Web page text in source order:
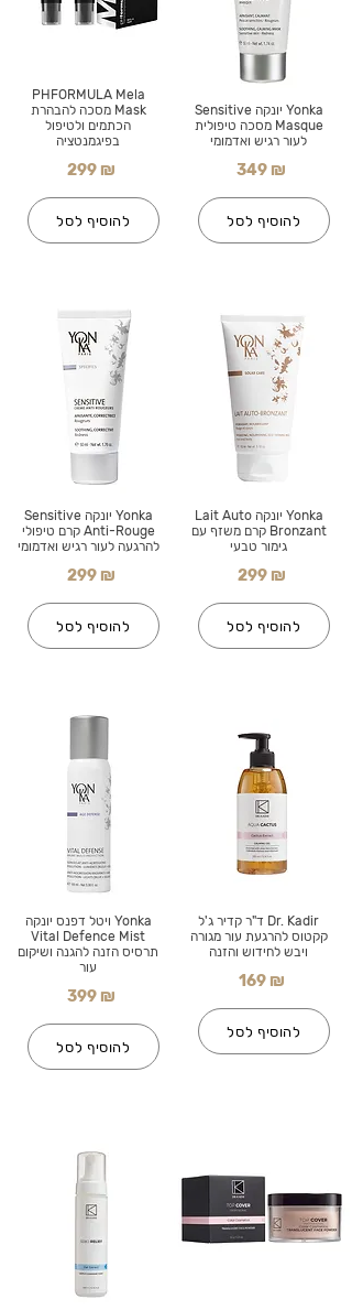
PHFORMULA Mela
Mask מסכה להבהרת
הכתמים ולטיפול
בפיגמנטציה
299 ₪
להוסיף לסל
Yonka יונקה Sensitive
Anti-Rouge קרם טיפולי
להרגעה לעור רגיש ואדמומי
299 ₪
להוסיף לסל
Yonka ויטל דפנס יונקה
Vital Defence Mist
תרסיס הזנה להגנה ושיקום
עור
399 ₪
להוסיף לסל
Yonka יונקה Sensitive
Masque מסכה טיפולית
לעור רגיש ואדמומי
349 ₪
להוסיף לסל
Yonka יונקה Lait Auto
Bronzant קרם משזף עם
גימור טבעי
299 ₪
להוסיף לסל
Dr. Kadir ד"ר קדיר ג'ל
קקטוס להרגעת עור מגורה
ויבש לחידוש והזנה
169 ₪
להוסיף לסל